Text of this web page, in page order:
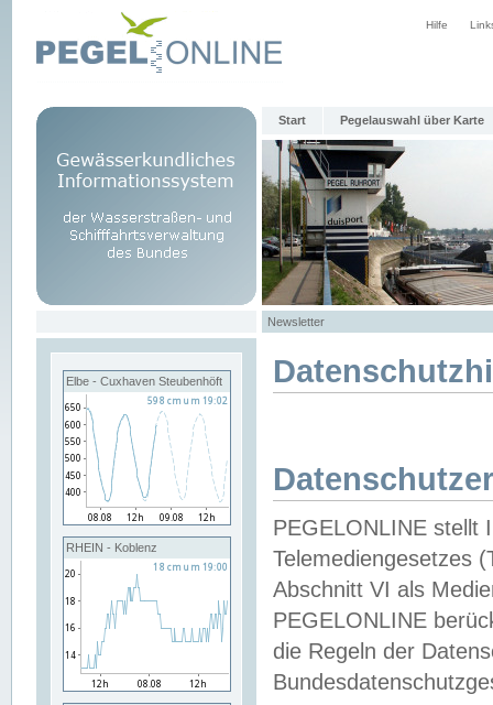
Hilfe
Start Pegelauswahl über Karte
Newsletter
Elbe - Cuxhaven Steubenhöft
RHEIN - Koblenz
PEGELONLINE stellt
Telemediengesetzes
Abschnitt VI als
PEGELONLINE
die Regeln der